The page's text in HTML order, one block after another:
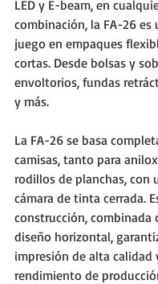
LED y E-beam, en
combinación, la FA-26 es
juego en empaques
cortas. Desde bolsas y
envoltorios, fundas
y más.
La FA-26 se basa
camisas, tanto para
rodillos de planchas, con
cámara de tinta cerrada.
construcción, combinada
diseño horizontal,
impresión de alta calidad
rendimiento de